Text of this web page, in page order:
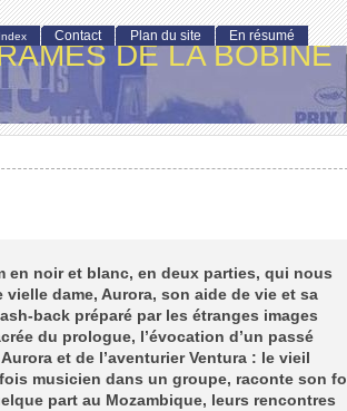
DE LA BOBINE
en noir et blanc, en deux parties, qui nous
dame, Aurora, son aide de vie et sa
back préparé par les étranges images
du prologue, l’évocation d’un passé
et de l’aventurier Ventura : le vieil
musicien dans un groupe, raconte son fol
part au Mozambique, leurs rencontres
Index Contact Plan du site En résumé